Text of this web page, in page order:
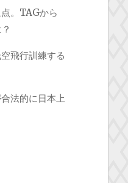
。TAGから
飛行訓練する
法的に日本上